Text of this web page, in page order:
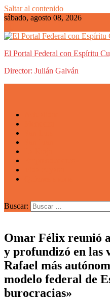
Saltar al contenido
sábado, agosto 08, 2026
El Portal Federal con Espíritu
Director: Julián Galván
Buscar:
Omar Félix reunió
y profundizó en las
Rafael más
modelo federal de
burocracias»